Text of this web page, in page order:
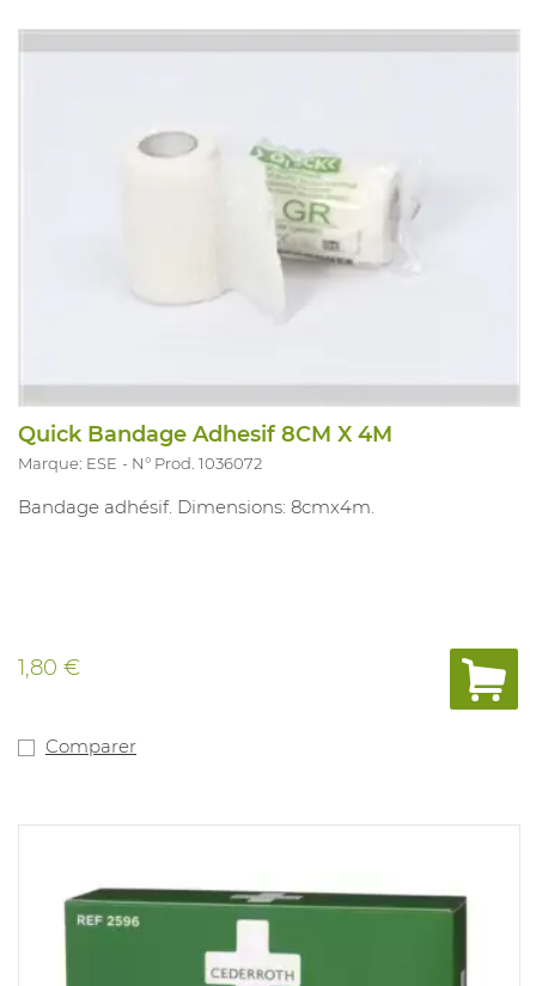
Pince à épiler rapide en plastique 1 pièce
Bandage rapide auto-adhésif de 8 cm x 4 m 2 pièces
inoxydable 1 pièce
Coton synthétique rapide 3 mx 10 cm 3 rouleaux
Élastique rapide hydrophile 6 cm x 4 m 2
Sanap pansement pour plaie 100 x 6 cm 1 sac
Assortiment rapide en pansement Quick a 30 pièces 1
Fermeture rapide 6 x 8 cm modèle plat 3 pièces
Quick Metaline Compresse 10 x 12 cm 5 pièces
Rapide idéal 8 cm x 5 m 3 pièces
Quick Bandage Adhesif 8CM X 4M
Marque: ESE N° Prod. 1036072
Bandage adhésif. Dimensions: 8cmx4m.
1,80 €
Comparer